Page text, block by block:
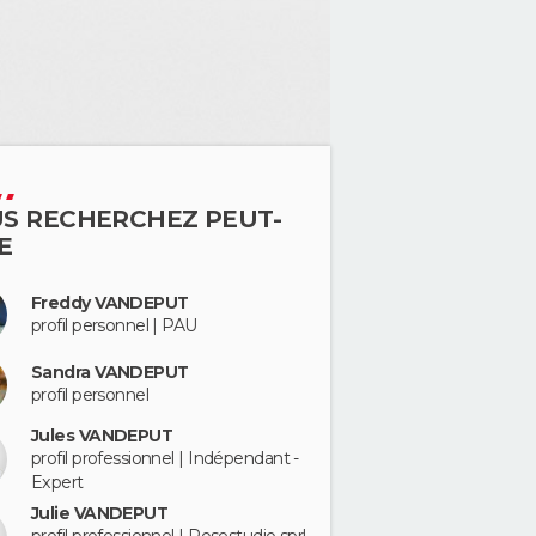
RECHERCHEZ PEUT-
Freddy VANDEPUT
profil personnel | PAU
Sandra VANDEPUT
profil personnel
Jules VANDEPUT
profil professionnel | Indépendant -
Expert
Julie VANDEPUT